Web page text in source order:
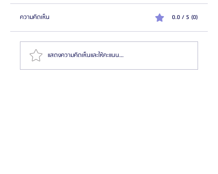
ความคิดเห็น 0.0 / 5 (0)
แสดงความคิดเห็นและให้คะแนน...